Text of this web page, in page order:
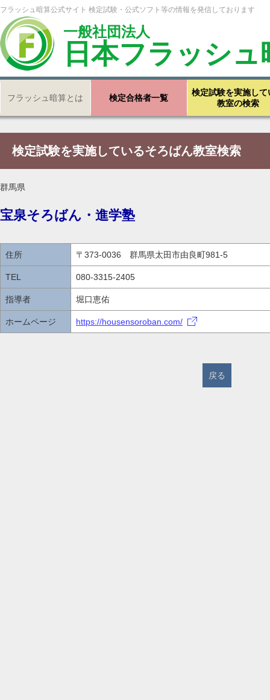
フラッシュ暗算公式サイト 検定試験・公式ソフト等の情報を発信しております
一般社団法人
日本フラッシ
フラッシュ暗算とは 検定合格者一覧
検定試験を実施して
教室の検索
検定試験を実施しているそろばん教室検索
群馬県
宝泉そろばん・進学塾
住所 〒373-0036 群馬県太田市由良町981-5
TEL 080-3315-2405
指導者 堀口恵佑
ホームページ https://housensoroban.com/
戻る